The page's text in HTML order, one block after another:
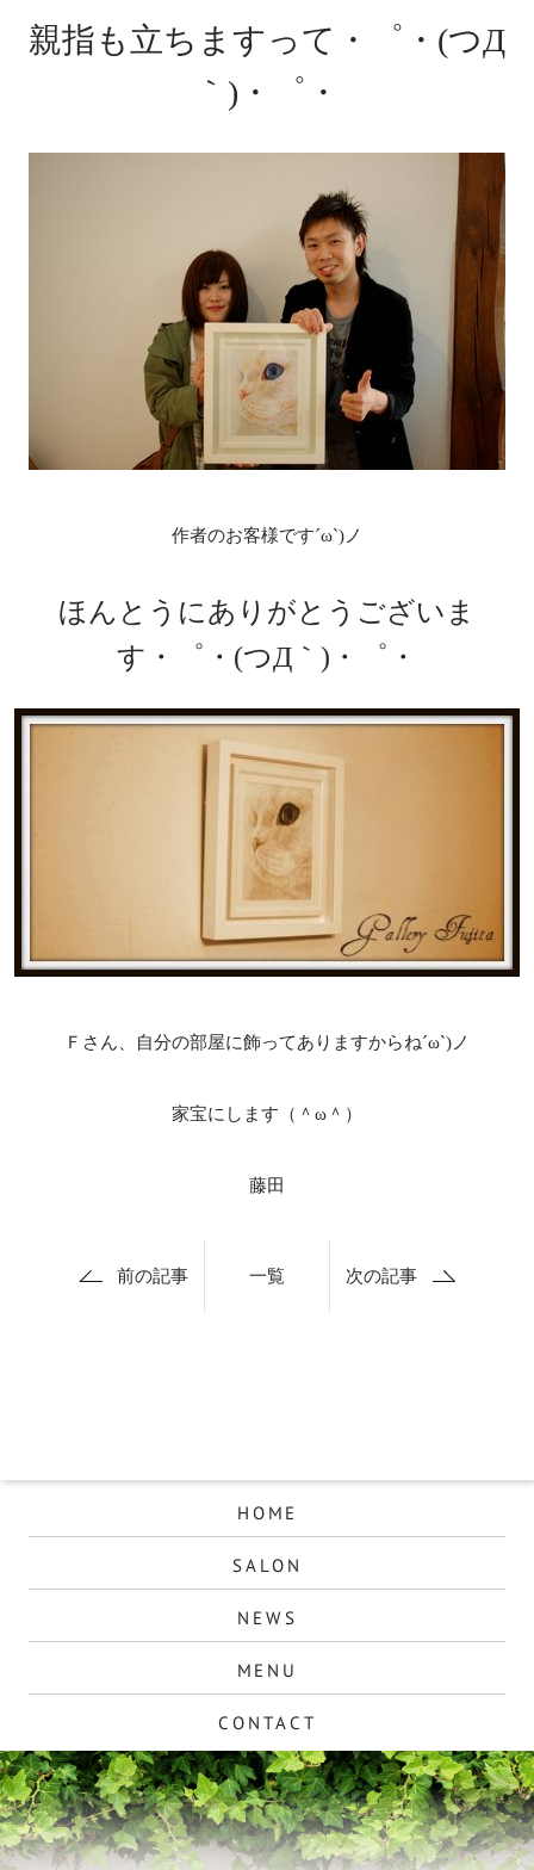
親指も立ちますって・゜・(つД
｀)・゜・
作者のお客様です´ω`)ノ
ほんとうにありがとうございま
す・゜・(つД｀)・゜・
Ｆさん、自分の部屋に飾ってありますからね´ω`)ノ
家宝にします（＾ω＾）
藤田
前の記事 一覧 次の記事
HOME
SALON
NEWS
MENU
CONTACT